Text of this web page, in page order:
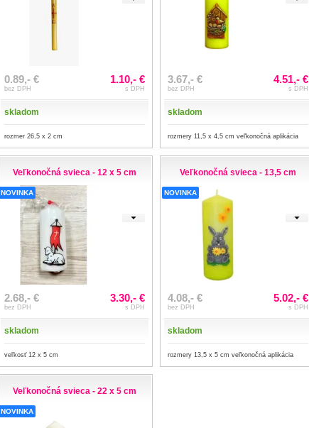
0.89,- €
bez DPH
1.10,- €
s DPH
skladom
rozmer 26,5 x 2 cm
3.67,- €
bez DPH
4.51,- €
s DPH
skladom
rozmery 11,5 x 4,5 cm veľkonočná aplikácia
Veľkonočná svieca - 12 x 5 cm
NOVINKA
2.68,- €
bez DPH
3.30,- €
s DPH
skladom
veľkosť 12 x 5 cm
Veľkonočná svieca - 13,5 cm
NOVINKA
4.08,- €
bez DPH
5.02,- €
s DPH
skladom
rozmery 13,5 x 5 cm veľkonočná aplikácia
Veľkonočná svieca - 22 x 5 cm
NOVINKA